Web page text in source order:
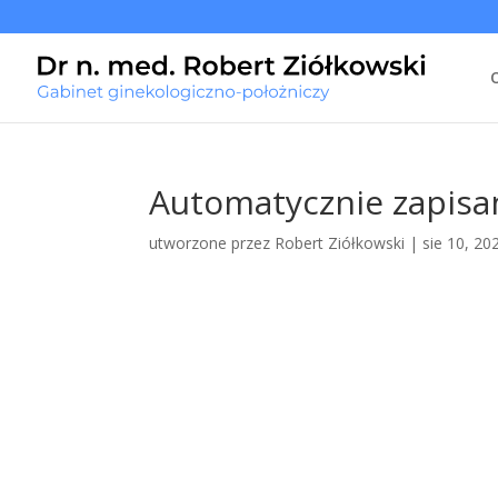
Automatycznie
utworzone przez Robert Ziółkowski | sie 10,